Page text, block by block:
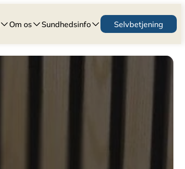
Om os Sundhedsinfo Selvbetjening